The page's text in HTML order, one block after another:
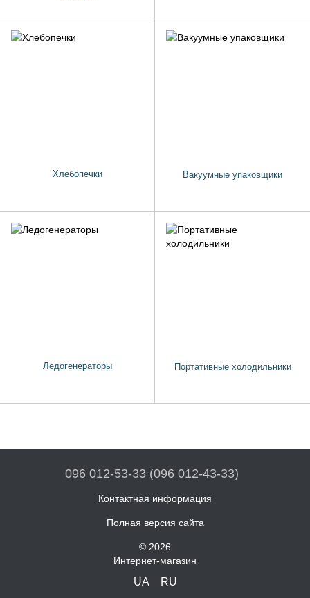
Хлебопечки Вакуумные упаковщики
Ледогенераторы Портативные холодильники
096 012-53-33 (096 012-43-33)
Контактная информация
Полная версия сайта
© 2026
Интернет-магазин
UA RU